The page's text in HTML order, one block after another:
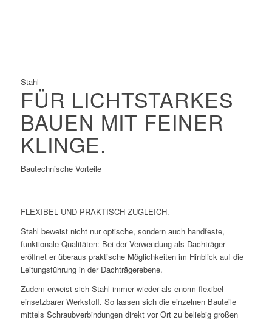
Stahl
FÜR LICHTSTARKES
BAUEN MIT FEINER
KLINGE.
Bautechnische Vorteile
FLEXIBEL UND PRAKTISCH ZUGLEICH.
Stahl beweist nicht nur optische, sondern auch handfeste,
funktionale Qualitäten: Bei der Verwendung als Dachträger
eröffnet er überaus praktische Möglichkeiten im Hinblick auf die
Leitungsführung in der Dachträgerebene.
Zudem erweist sich Stahl immer wieder als enorm flexibel
einsetzbarer Werkstoff. So lassen sich die einzelnen Bauteile
mittels Schraubverbindungen direkt vor Ort zu beliebig großen